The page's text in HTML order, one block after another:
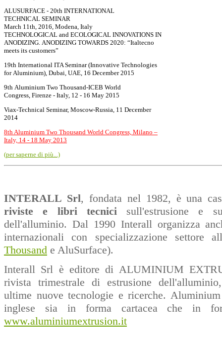
ALUSURFACE - 20th INTERNATIONAL
TECHNICAL SEMINAR
March 11th, 2016, Modena, Italy
TECHNOLOGICAL and ECOLOGICAL INNOVATIONS IN
ANODIZING. ANODIZING TOWARDS 2020: “Italtecno
meets its customers”
19th International ITA Seminar (Innovative Technologies
for Aluminium), Dubai, UAE, 16 December 2015
9th Aluminium Two Thousand-ICEB World
Congress, Firenze - Italy, 12 - 16 May 2015
Viax-Technical Seminar, Moscow-Russia, 11 December
2014
8th Aluminium Two Thousand World Congress, Milano –
Italy, 14 - 18 May 2013
(per saperne di più...)
INTERALL Srl, fondata nel 1982, è una
riviste e libri tecnici sull'estrusione e
dell'alluminio. Dal 1990 Interall organizza
internazionali con specializzazione settore
Thousand e AluSurface).
Interall Srl è editore di ALUMINIUM
rivista trimestrale di estrusione
ultime nuove tecnologie e ricerche.
inglese sia in forma cartacea che in
www.aluminiumextrusion.it